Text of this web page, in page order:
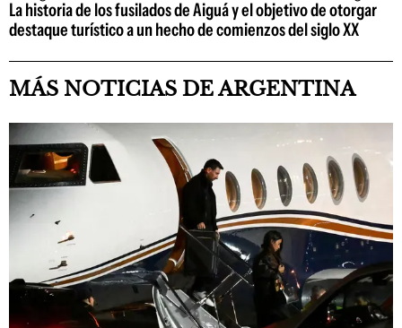
La historia de los fusilados de Aiguá y el objetivo de otorgar
destaque turístico a un hecho de comienzos del siglo XX
MÁS NOTICIAS DE ARGENTINA